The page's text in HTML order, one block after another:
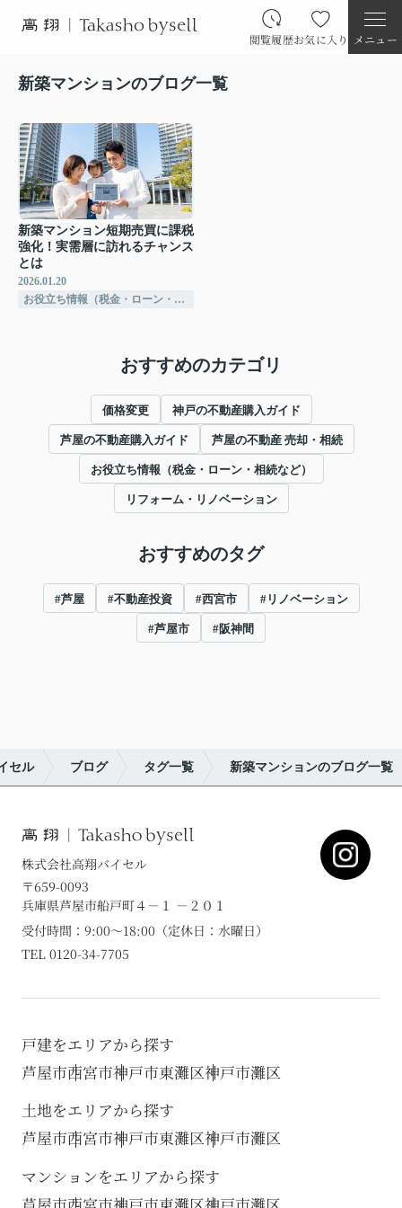
閲覧履歴お気に入り メニュー
新築マンションのブログ一覧
新築マンション短期売買に課税
強化！実需層に訪れるチャンス
とは
2026.01.20
お役立ち情報（税金・ローン・相続など）
おすすめのカテゴリ
価格変更 神戸の不動産購入ガイド
芦屋の不動産購入ガイド 芦屋の不動産 売却・相続
お役立ち情報（税金・ローン・相続など）
リフォーム・リノベーション
おすすめのタグ
#芦屋 #不動産投資 #西宮市 #リノベーション
#芦屋市 #阪神間
セル ブログ タグ一覧 新築マンションのブログ一覧
株式会社高翔バイセル
〒659-0093
兵庫県芦屋市船戸町４－１ －２０１
受付時間：9:00～18:00（定休日：水曜日）
TEL 0120-34-7705
戸建をエリアから探す
芦屋市西宮市神戸市東灘区神戸市灘区
土地をエリアから探す
芦屋市西宮市神戸市東灘区神戸市灘区
マンションをエリアから探す